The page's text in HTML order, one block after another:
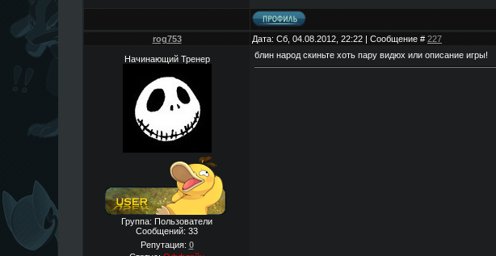
rog753 Дата: Сб, 04.08.2012, 22:22 | Сообщение # 227
Начинающий Тренер
Группа: Пользователи
Сообщений: 33
Репутация: 0
блин народ скиньте хоть пару видюх или описание игры!